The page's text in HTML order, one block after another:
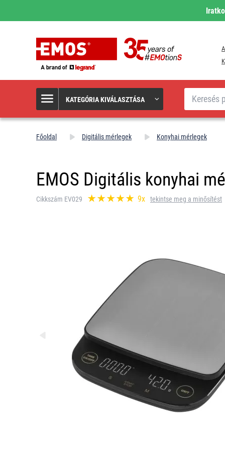
KATEGÓRIA KIVÁLASZTÁSA
Keresés
Főoldal Digitális mérlegek Konyhai mérlegek
EMOS Digitális konyhai
Cikkszám EV029 9x tekintse meg a minősítést